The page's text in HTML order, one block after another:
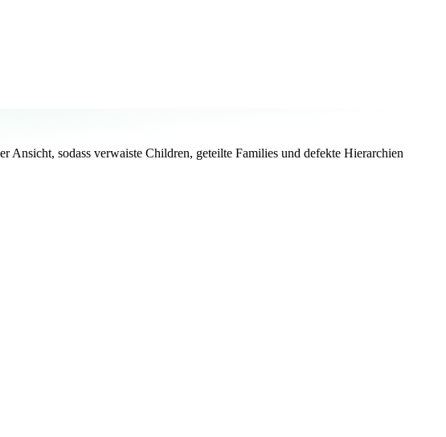
sodass verwaiste Children, geteilte Families und defekte Hierarchien